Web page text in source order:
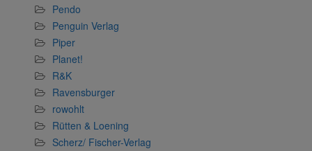
Pendo
Penguin Verlag
Piper
Planet!
R&K
Ravensburger
rowohlt
Rütten & Loening
Scherz/ Fischer-Verlag